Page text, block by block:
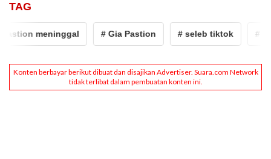
TAG
meninggal # Gia Pastion # seleb tiktok #